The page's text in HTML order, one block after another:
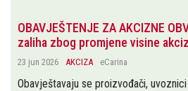
OBAVJEŠTENJE ZA AKCIZNE
zaliha zbog promjene visine
23 jun 2026 AKCIZA eCarina
Obavještavaju se proizvođači,